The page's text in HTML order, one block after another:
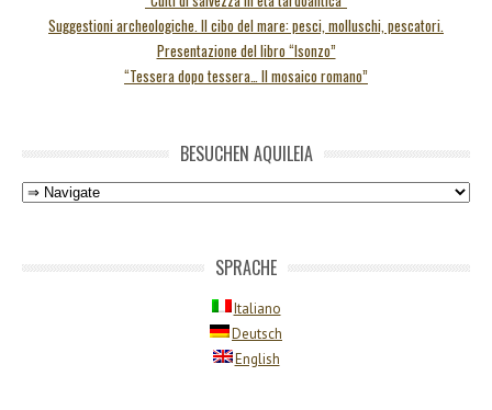
Suggestioni archeologiche. Il cibo del mare: pesci, molluschi, pescatori.
Presentazione del libro “Isonzo”
“Tessera dopo tessera… Il mosaico romano”
BESUCHEN AQUILEIA
SPRACHE
Italiano
Deutsch
English